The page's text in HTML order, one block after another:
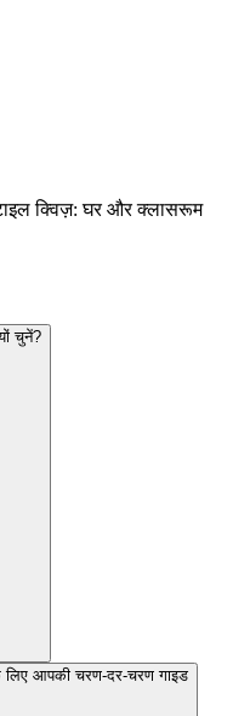
क्विज़: घर और क्लासरूम
चुनें?
लिए आपकी चरण-दर-चरण गाइड